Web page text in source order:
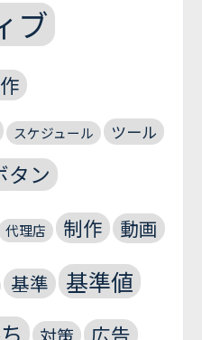
ブ
スケジュール ツール
タン
代理店 制作 動画
基準 基準値
対策 広告